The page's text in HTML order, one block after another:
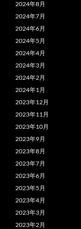
2024年8月
2024年7月
2024年6月
2024年5月
2024年4月
2024年3月
2024年2月
2024年1月
2023年12月
2023年11月
2023年10月
2023年9月
2023年8月
2023年7月
2023年6月
2023年5月
2023年4月
2023年3月
2023年2月